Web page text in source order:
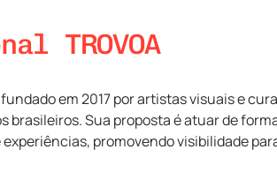
TROVOA
em 2017 por artistas visuais e
brasileiros. Sua proposta é atuar de
promovendo visibilidade